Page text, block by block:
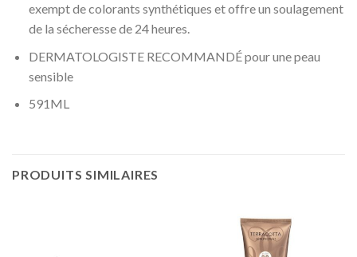
exempt de colorants synthétiques et offre un soulagement
de la sécheresse de 24 heures.
DERMATOLOGISTE RECOMMANDÉ pour une peau
sensible
591ML
PRODUITS SIMILAIRES